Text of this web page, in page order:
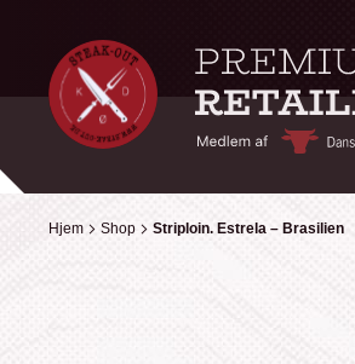
Hjem Shop Striploin. Estrela – Brasilien
Hjem Shop Striploin. Estrela – Brasilien